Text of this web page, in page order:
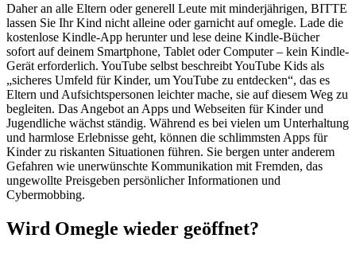
Daher an alle Eltern oder generell Leute mit minderjährigen, BITTE
lassen Sie Ihr Kind nicht alleine oder garnicht auf omegle. Lade die
kostenlose Kindle-App herunter und lese deine Kindle-Bücher
sofort auf deinem Smartphone, Tablet oder Computer – kein Kindle-
Gerät erforderlich. YouTube selbst beschreibt YouTube Kids als
„sicheres Umfeld für Kinder, um YouTube zu entdecken“, das es
Eltern und Aufsichtspersonen leichter mache, sie auf diesem Weg zu
begleiten. Das Angebot an Apps und Webseiten für Kinder und
Jugendliche wächst ständig. Während es bei vielen um Unterhaltung
und harmlose Erlebnisse geht, können die schlimmsten Apps für
Kinder zu riskanten Situationen führen. Sie bergen unter anderem
Gefahren wie unerwünschte Kommunikation mit Fremden, das
ungewollte Preisgeben persönlicher Informationen und
Cybermobbing.
Wird Omegle wieder geöffnet?